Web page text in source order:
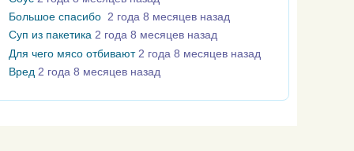
Большое спасибо 2 года 8 месяцев назад
Суп из пакетика 2 года 8 месяцев назад
Для чего мясо отбивают 2 года 8 месяцев назад
Вред 2 года 8 месяцев назад